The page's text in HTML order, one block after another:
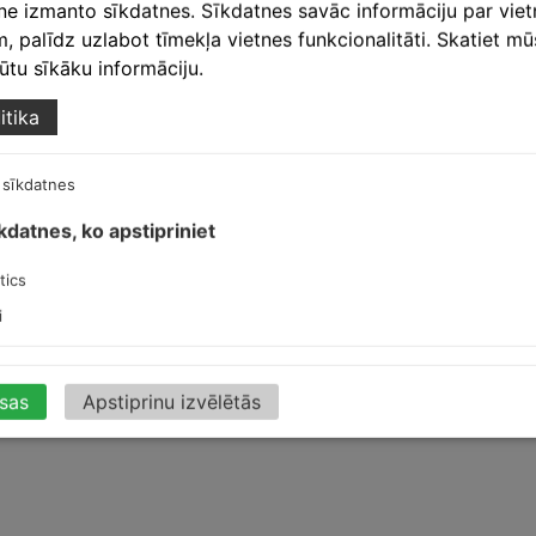
izmanto sīkdatnes. Sīkdatnes savāc informāciju par
palīdz uzlabot tīmekļa vietnes funkcionalitāti. Skatiet
sīkāku informāciju.
ko apstipriniet
Apstiprinu izvēlētās